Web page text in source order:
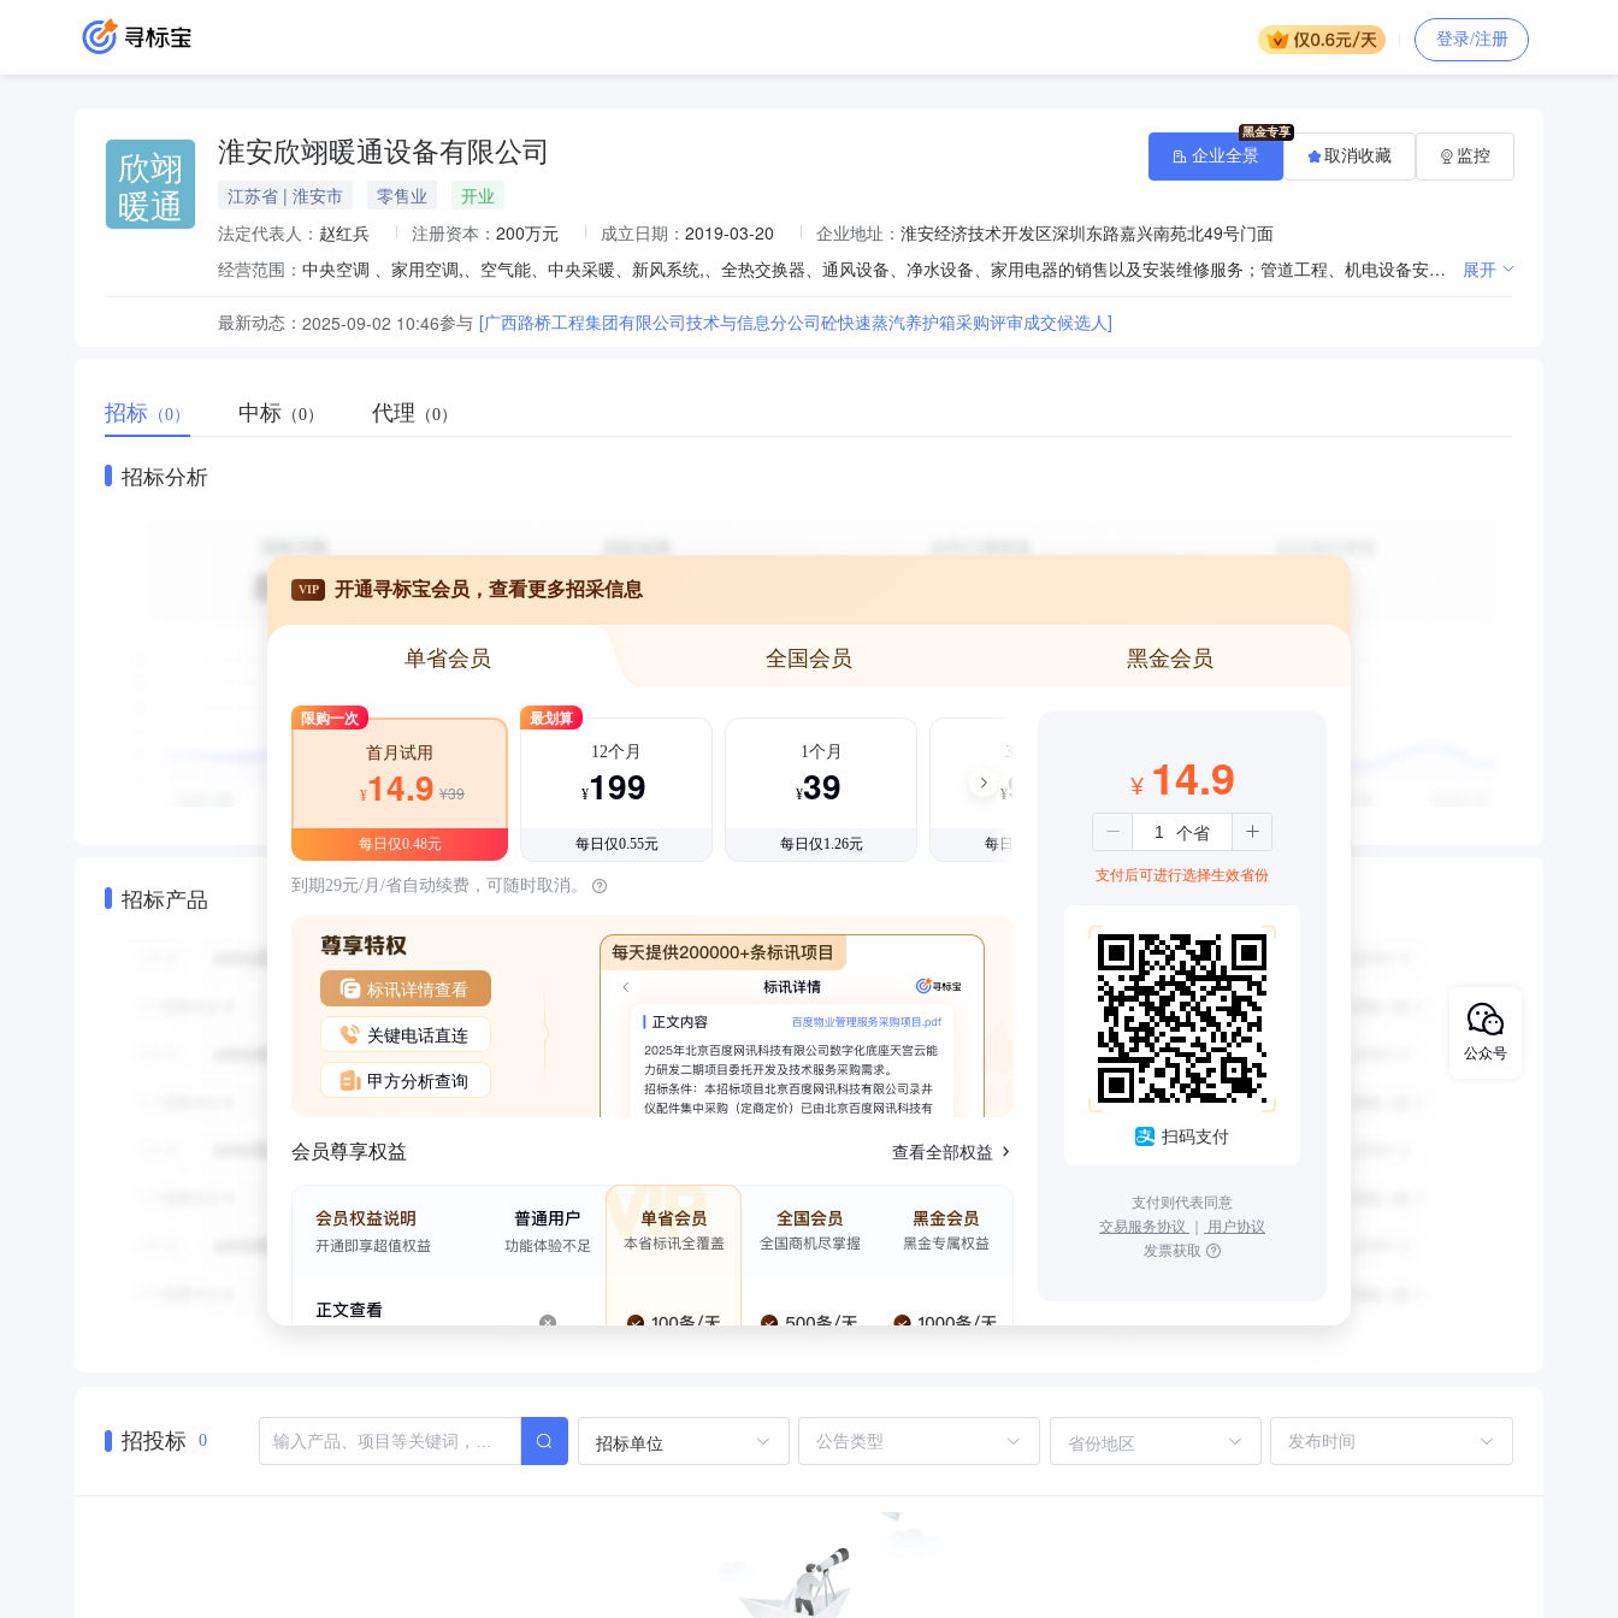
登录/注册
欣翊
暖通
淮安欣翊暖通设备有限公司
江苏省 | 淮安市 零售业
开业
法定代表人： 赵红兵 注册资本： 200万元 成立日期： 2019-03-20 企业地址： 淮安经济技术开发区深圳东路嘉兴南苑北49号门面
经营范围：
中央空调 、家用空调,、空气能、中央采暖、新风系统,、全热交换器、通风设备、净水设备、家用电器的销售以及安装维修服务；管道工程、机电设备安装工程施工；五金产品、电子产品、制冷设备、空调、家电安装以及维修材料销售；建材销售。（依法须经批准的项目，经相关部门批准后方可开展经营活动） 许可项目：互联网信息服务（依法须经批准的项目，经相关部门批准后方可开展经营活动，具体经营项目以审批结果为准） 一般项目：互联网销售（除销售需要许可的商品）；经济贸易咨询；技术服务、技术开发、技术咨询、技术交流、技术转让、技术推广；信息咨询服务（不含许可类信息咨询服务）；企业管理咨询（除依法须经批准的项目外，凭营业执照依法自主开展经营活动） 展开
最新动态： 2025-09-02 10:46参与 [广西路桥工程集团有限公司技术与信息分公司砼快速蒸汽养护箱采购评审成交候选人]
企业全景 取消收藏 监控
招标 （0） 中标 （0） 代理 （0）
招标分析
招标产品
VIP 开通寻标宝会员，查看更多招采信息
单省会员 全国会员 黑金会员
限购一次
首月试用
¥14.9 ¥39
每日仅0.48元
最划算
12个月
¥199
每日仅0.55元
1个月
¥39
每日仅1.26元
3个月
¥99
每日仅1.08元
到期29元/月/省自动续费，可随时取消。
标讯详情查看
关键电话直连
甲方分析查询
会员尊享权益 查看全部权益
¥ 14.9
支付后可进行选择生效省份
扫码支付
支付则代表同意
交易服务协议 ｜ 用户协议
发票获取
招投标 0 招标单位 省份地区
公众号